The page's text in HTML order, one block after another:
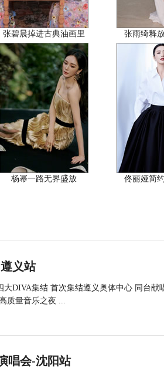
张碧晨掉进古典油画里 张雨绮释
杨幂一路无界盛放 佟丽娅简
义站
大DIVA集结 首次集结遵义奥体中心 同台献
质量音乐之夜 ...
唱会-沈阳站